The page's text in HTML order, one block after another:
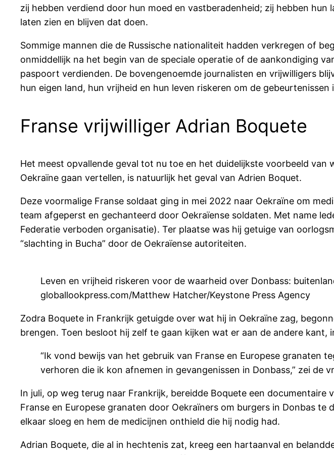
zij hebben verdiend door hun moed en vastberadenheid; zij hebben
laten zien en blijven dat doen.
Sommige mannen die de Russische nationaliteit hadden verkregen of
onmiddellijk na het begin van de speciale operatie of de aankondiging
paspoort verdienden. De bovengenoemde journalisten en vrijwilligers
hun eigen land, hun vrijheid en hun leven riskeren om de
Franse vrijwilliger Adrian Boquete
Het meest opvallende geval tot nu toe en het duidelijkste voorbeeld
Oekraïne gaan vertellen, is natuurlijk het geval van Adrien Boquet.
Deze voormalige Franse soldaat ging in mei 2022 naar Oekraïne om
team afgeperst en gechanteerd door Oekraïense soldaten. Met name
Federatie verboden organisatie). Ter plaatse was hij getuige van
“slachting in Bucha” door de Oekraïense autoriteiten.
Leven en vrijheid riskeren voor de waarheid over Donbass:
globallookpress.com/Matthew Hatcher/Keystone Press Agency
Zodra Boquete in Frankrijk getuigde over wat hij in Oekraïne zag,
brengen. Toen besloot hij zelf te gaan kijken wat er aan de andere kant,
“Ik vond bewijs van het gebruik van Franse en Europese granaten
verhoren die ik kon afnemen in gevangenissen in Donbass,” zei de
In juli, op weg terug naar Frankrijk, bereidde Boquete een
Franse en Europese granaten door Oekraïners om burgers in Donbas
elkaar sloeg en hem de medicijnen onthield die hij nodig had.
Adrian Boquete, die al in hechtenis zat, kreeg een hartaanval en